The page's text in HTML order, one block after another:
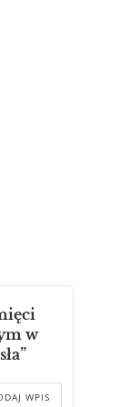
Комісії
р.”
w
WPIS